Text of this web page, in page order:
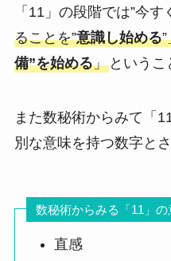
「11」の段階では”今す
ることを”意識し始める
備”を始める」というこ
また数秘術からみて「
別な意味を持つ数字と
数秘術からみる「11」の
直感